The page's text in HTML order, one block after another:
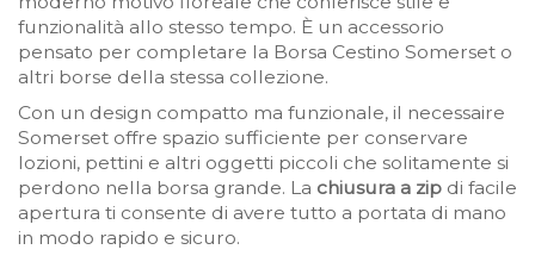
funzionalità allo stesso tempo. È un accessorio
pensato per completare la Borsa Cestino Somerset o
altri borse della stessa collezione.
Con un design compatto ma funzionale, il necessaire
Somerset offre spazio sufficiente per conservare
lozioni, pettini e altri oggetti piccoli che solitamente si
perdono nella borsa grande. La chiusura a zip di facile
apertura ti consente di avere tutto a portata di mano
in modo rapido e sicuro.